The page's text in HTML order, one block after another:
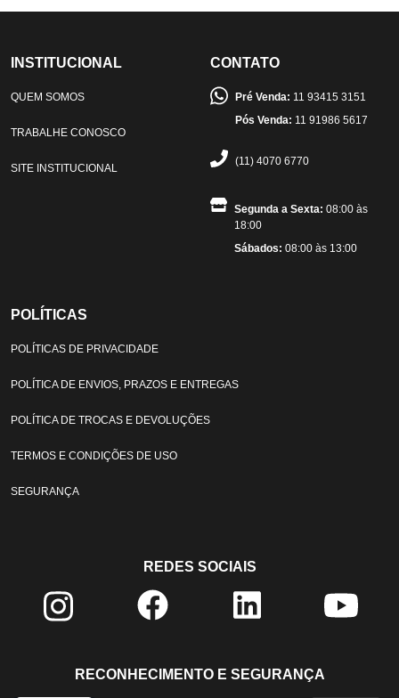
INSTITUCIONAL
QUEM SOMOS
TRABALHE CONOSCO
SITE INSTITUCIONAL
CONTATO
Pré Venda: 11 93415 3151
Pós Venda: 11 91986 5617
(11) 4070 6770
Segunda a Sexta: 08:00 às
18:00
Sábados: 08:00 às 13:00
POLÍTICAS
POLÍTICAS DE PRIVACIDADE
POLÍTICA DE ENVIOS, PRAZOS E ENTREGAS
POLÍTICA DE TROCAS E DEVOLUÇÕES
TERMOS E CONDIÇÕES DE USO
SEGURANÇA
REDES SOCIAIS
RECONHECIMENTO E SEGURANÇA